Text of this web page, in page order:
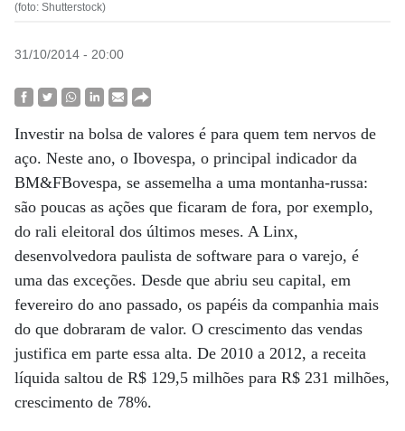
(foto: Shutterstock)
31/10/2014 - 20:00
Investir na bolsa de valores é para quem tem nervos de
aço. Neste ano, o Ibovespa, o principal indicador da
BM&FBovespa, se assemelha a uma montanha-russa:
são poucas as ações que ficaram de fora, por exemplo,
do rali eleitoral dos últimos meses. A Linx,
desenvolvedora paulista de software para o varejo, é
uma das exceções. Desde que abriu seu capital, em
fevereiro do ano passado, os papéis da companhia mais
do que dobraram de valor. O crescimento das vendas
justifica em parte essa alta. De 2010 a 2012, a receita
líquida saltou de R$ 129,5 milhões para R$ 231 milhões,
crescimento de 78%.